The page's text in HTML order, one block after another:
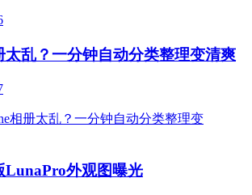
太乱？一分钟自动分类整理变清爽
LunaPro外观图曝光